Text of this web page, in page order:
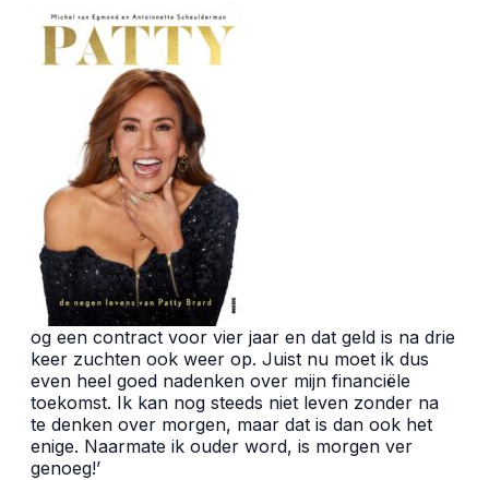
og een contract voor vier jaar en dat geld is na drie
keer zuchten ook weer op. Juist nu moet ik dus
even heel goed nadenken over mijn financiële
toekomst. Ik kan nog steeds niet leven zonder na
te denken over morgen, maar dat is dan ook het
enige. Naarmate ik ouder word, is morgen ver
genoeg!’